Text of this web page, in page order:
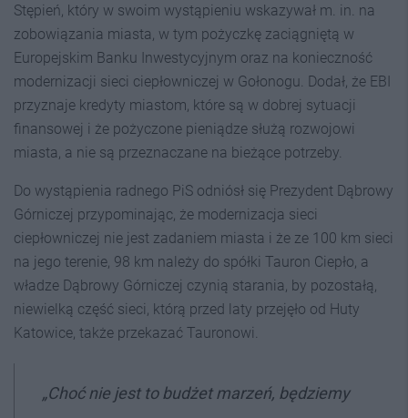
Stępień, który w swoim wystąpieniu wskazywał m. in. na
zobowiązania miasta, w tym pożyczkę zaciągniętą w
Europejskim Banku Inwestycyjnym oraz na konieczność
modernizacji sieci ciepłowniczej w Gołonogu. Dodał, że EBI
przyznaje kredyty miastom, które są w dobrej sytuacji
finansowej i że pożyczone pieniądze służą rozwojowi
miasta, a nie są przeznaczane na bieżące potrzeby.
Do wystąpienia radnego PiS odniósł się Prezydent Dąbrowy
Górniczej przypominając, że modernizacja sieci
ciepłowniczej nie jest zadaniem miasta i że ze 100 km sieci
na jego terenie, 98 km należy do spółki Tauron Ciepło, a
władze Dąbrowy Górniczej czynią starania, by pozostałą,
niewielką część sieci, którą przed laty przejęło od Huty
Katowice, także przekazać Tauronowi.
„Choć nie jest to budżet marzeń, będziemy